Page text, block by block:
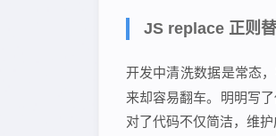
JS replace 正则
开发中清洗数据是常态
来却容易翻车。明明写
对了代码不仅简洁，维护